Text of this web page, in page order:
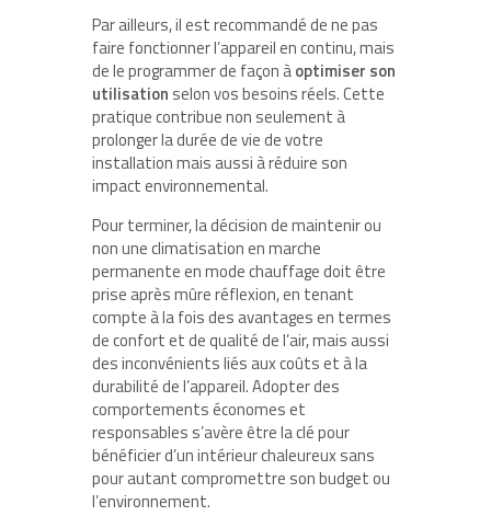
Par ailleurs, il est recommandé de ne pas
faire fonctionner l’appareil en continu, mais
de le programmer de façon àoptimiser son
utilisation selon vos besoins réels. Cette
pratique contribue non seulement à
prolonger la durée de vie de votre
installation mais aussi à réduire son
impact environnemental.
Pour terminer, la décision de maintenir ou
non une climatisation en marche
permanente en mode chauffage doit être
prise après mûre réflexion, en tenant
compte à la fois des avantages en termes
de confort et de qualité de l’air, mais aussi
des inconvénients liés aux coûts et à la
durabilité de l’appareil. Adopter des
comportements économes et
responsables s’avère être la clé pour
bénéficier d’un intérieur chaleureux sans
pour autant compromettre son budget ou
l’environnement.